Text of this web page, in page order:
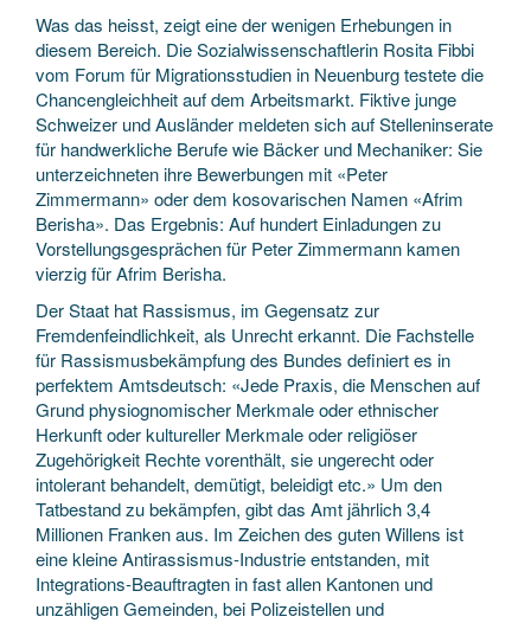
Was das heisst, zeigt eine der wenigen Erhebungen in
diesem Bereich. Die Sozialwissenschaftlerin Rosita Fibbi
vom Forum für Migrationsstudien in Neuenburg testete die
Chancengleichheit auf dem Arbeitsmarkt. Fiktive junge
Schweizer und Ausländer meldeten sich auf Stelleninserate
für handwerkliche Berufe wie Bäcker und Mechaniker: Sie
unterzeichneten ihre Bewerbungen mit «Peter
Zimmermann» oder dem kosovarischen Namen «Afrim
Berisha». Das Ergebnis: Auf hundert Einladungen zu
Vorstellungsgesprächen für Peter Zimmermann kamen
vierzig für Afrim Berisha.
Der Staat hat Rassismus, im Gegensatz zur
Fremdenfeindlichkeit, als Unrecht erkannt. Die Fachstelle
für Rassismusbekämpfung des Bundes definiert es in
perfektem Amtsdeutsch: «Jede Praxis, die Menschen auf
Grund physiognomischer Merkmale oder ethnischer
Herkunft oder kultureller Merkmale oder religiöser
Zugehörigkeit Rechte vorenthält, sie ungerecht oder
intolerant behandelt, demütigt, beleidigt etc.» Um den
Tatbestand zu bekämpfen, gibt das Amt jährlich 3,4
Millionen Franken aus. Im Zeichen des guten Willens ist
eine kleine Antirassismus-Industrie entstanden, mit
Integrations-Beauftragten in fast allen Kantonen und
unzähligen Gemeinden, bei Polizeistellen und